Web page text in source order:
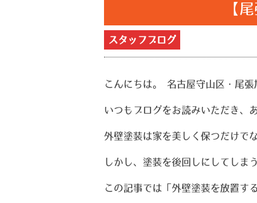
【
スタッフブログ
こんにちは。 名古屋守山区・尾張
いつもブログをお読みいただき、
外壁塗装は家を美しく保つだけで
しかし、塗装を後回しにしてしま
この記事では「外壁塗装を放置す